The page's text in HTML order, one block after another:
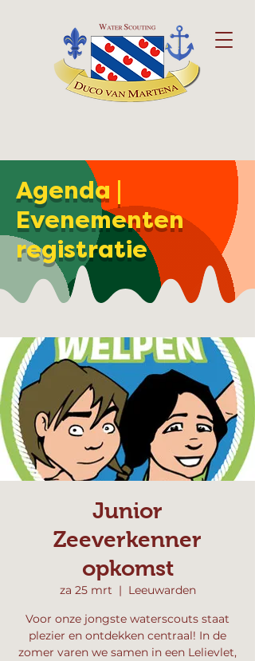
Agenda |
Evenementen
registratie
Junior
Zeeverkenner
opkomst
za 25 mrt
  |
Leeuwarden
Voor onze jongste waterscouts staat
plezier en ontdekken centraal! In de
zomer varen we samen in een Lelievlet,